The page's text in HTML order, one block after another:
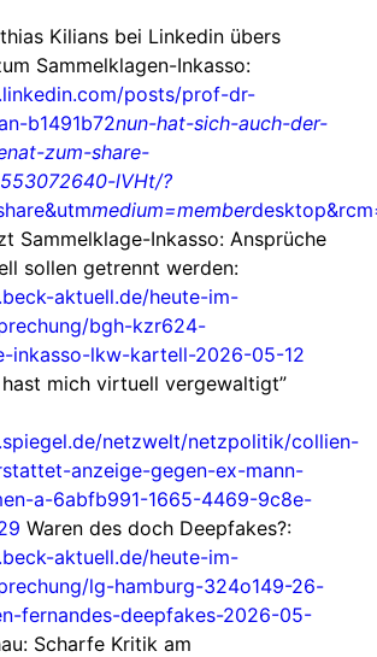
Kilians bei Linkedin übers
Sammelklagen-Inkasso:
posts/prof-dr-
b1491b72nun-hat-sich-auch-der-
zum-share-
lVHt/?
medium=member
Sammelklage-Inkasso: Ansprüche
sollen getrennt werden:
aktuell.de/heute-im-
bgh-kzr624-
inkasso-lkw-kartell-2026-05-12
hast mich virtuell vergewaltigt”
netzwelt/netzpolitik/collien-
anzeige-gegen-ex-mann-
a-6abfb991-1665-4469-9c8e-
Waren des doch Deepfakes?:
aktuell.de/heute-im-
lg-hamburg-324o149-26-
fernandes-deepfakes-2026-05-
Scharfe Kritik am